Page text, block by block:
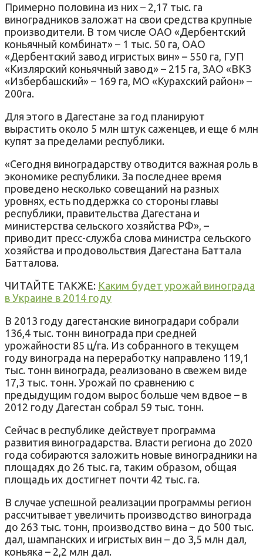
Примерно половина из них – 2,17 тыс. га
виноградников заложат на свои средства крупные
производители. В том числе ОАО « Дербентский
коньячный комбинат» – 1 тыс. 50 га, ОАО
« Дербентский завод игристых вин» – 550 га, ГУП
«Кизлярский коньячный завод» – 215 га, ЗАО «ВКЗ
«Избербашский» – 169 га, МО «Курахский район» –
200га.
Для этого в Дагестане за год планируют
вырастить около 5 млн штук саженцев, и еще 6 млн
купят за пределами республики.
«Сегодня виноградарству отводится важная роль в
экономике республики. За последнее время
проведено несколько совещаний на разных
уровнях, есть поддержка со стороны главы
республики, правительства Дагестана и
министерства сельского хозяйства РФ» , –
приводит пресс-служба слова министра сельского
хозяйства и продовольствия Дагестана Баттала
Батталова.
ЧИТАЙТЕ ТАКЖЕ: Каким будет урожай винограда
в Украине в 2014 году
В 2013 году дагестанские виноградари собрали
136,4 тыс. тонн винограда при средней
урожайности 85 ц/га. Из собранного в текущем
году винограда на переработку направлено 119,1
тыс. тонн винограда, реализовано в свежем виде
17,3 тыс. тонн. Урожай по сравнению с
предыдущим годом вырос больше чем вдвое – в
2012 году Дагестан собрал 59 тыс. тонн.
Сейчас в республике действует программа
развития виноградарства. Власти региона до 2020
года собираются заложить новые виноградники на
площадях до 26 тыс. га, таким образом, общая
площадь их достигнет почти 42 тыс. га.
В случае успешной реализации программы регион
рассчитывает увеличить производство винограда
до 263 тыс. тонн, производство вина – до 500 тыс.
дал, шампанских и игристых вин – до 3,5 млн дал,
коньяка – 2,2 млн дал.